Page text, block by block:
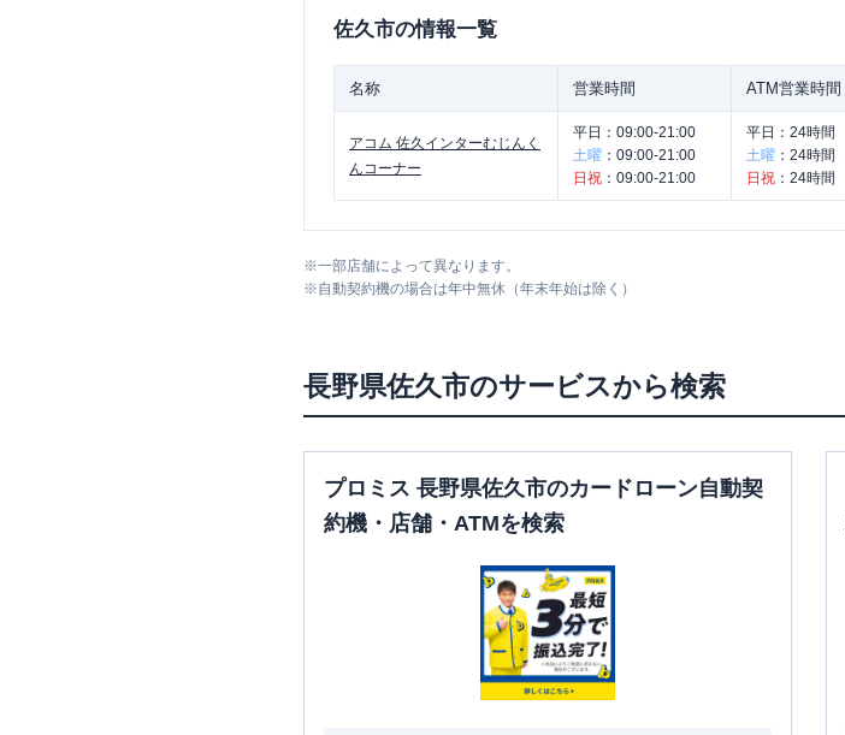
佐久市の情報一覧
名称 営業時間 ATM営業時間
アコム 佐久インターむじんく
んコーナー
平日： 09:00-21:00
土曜 ： 09:00-21:00
日祝 ： 09:00-21:00
平日： 24時間
土曜 ： 24時間
日祝 ： 24時間
※一部店舗によって異なります。
※自動契約機の場合は年中無休（年末年始は除く）
長野県佐久市のサービスから検索
プロミス 長野県佐久市のカードローン自動契
約機・店舗・ATMを検索